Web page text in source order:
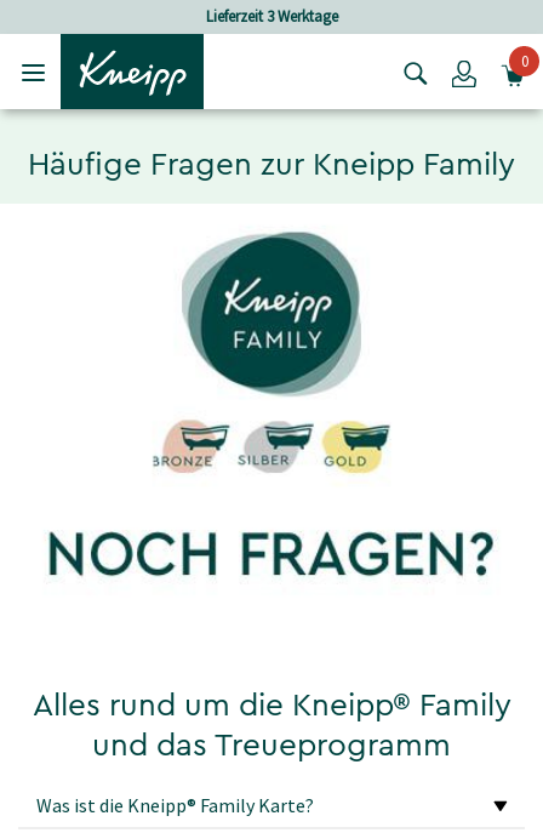
Lieferzeit 3 Werktage
Login0
Häufige Fragen zur Kneipp Family
Alles rund um die Kneipp® Family
und das Treueprogramm
Was ist die Kneipp® Family Karte?